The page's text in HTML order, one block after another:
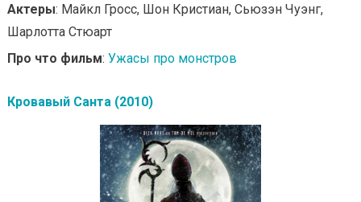
Актеры: Майкл Гросс, Шон Кристиан, Сьюзэн Чуэнг,
Шарлотта Стюарт
Про что фильм: Ужасы про монстров
Кровавый Санта (2010)